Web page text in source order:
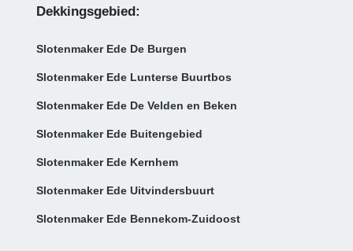
Dekkingsgebied:
Slotenmaker Ede De Burgen
Slotenmaker Ede Lunterse Buurtbos
Slotenmaker Ede De Velden en Beken
Slotenmaker Ede Buitengebied
Slotenmaker Ede Kernhem
Slotenmaker Ede Uitvindersbuurt
Slotenmaker Ede Bennekom-Zuidoost